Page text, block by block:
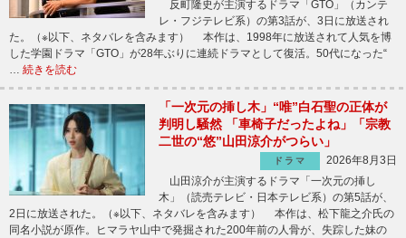
反町隆史が主演するドラマ「GTO」（カンテ
レ・フジテレビ系）の第3話が、3日に放送され
た。（※以下、ネタバレを含みます） 本作は、1998年に放送されて人気を博
した学園ドラマ「GTO」が28年ぶりに連続ドラマとして復活。50代になった“
続きを読む
「一次元の挿し木」“唯”白石聖の正体が
判明し騒然 「車椅子だったよね」「宗教
二世の“悠”山田涼介がつらい」
ドラマ
2026年8月3日
山田涼介が主演するドラマ「一次元の挿し
木」（読売テレビ・日本テレビ系）の第5話が、
2日に放送された。（※以下、ネタバレを含みます） 本作は、松下龍之介氏の
同名小説が原作。ヒマラヤ山中で発掘された200年前の人骨が、失踪した妹の